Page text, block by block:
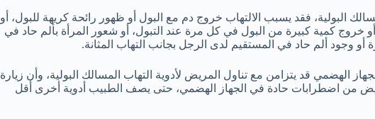
البولية، فقد يسبب الالتهاب خروج دم مع البول أو ظهور رائحة كريهة للبول، أو
خروج كمية كبيرة من البول في كل مرة عند التبول، أو شعور المرأة بألم حاد في
أو وجود ألم حاد في المستقيم لدى الرجل بجانب التهاب المثانة.
الهضمي قد يتزامن مع تناول المريض لأدوية التهاب المسالك البولية، وأن زيارة
من اضطرابات حادة في الجهاز الهضمي، حتى يصف الطبيب أدوية أخرى أقل